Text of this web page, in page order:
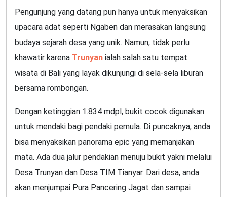
Pengunjung yang datang pun hanya untuk menyaksikan
upacara adat seperti Ngaben dan merasakan langsung
budaya sejarah desa yang unik. Namun, tidak perlu
khawatir karena Trunyan ialah salah satu tempat
wisata di Bali yang layak dikunjungi di sela-sela liburan
bersama rombongan.
Dengan ketinggian 1.834 mdpl, bukit cocok digunakan
untuk mendaki bagi pendaki pemula. Di puncaknya, anda
bisa menyaksikan panorama epic yang memanjakan
mata. Ada dua jalur pendakian menuju bukit yakni melalui
Desa Trunyan dan Desa TIM Tianyar. Dari desa, anda
akan menjumpai Pura Pancering Jagat dan sampai